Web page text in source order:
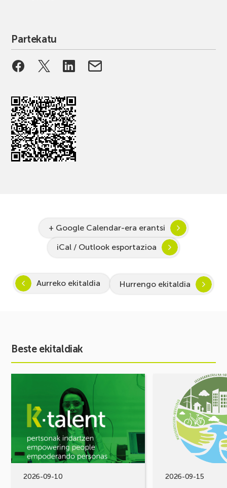
Partekatu
+ Google Calendar-era erantsi
iCal / Outlook esportazioa
Aurreko ekitaldia Hurrengo ekitaldia
Beste ekitaldiak
2026-09-10
STEAM
Zientzia
eta
teknologiarako
bokazioa
2026-09-15
MUGIKORTASUN
FOROA
Partekatu
erronkak,
irtenbideak!